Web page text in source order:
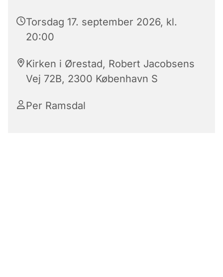
Torsdag 17. september 2026, kl.
20:00
Kirken i Ørestad, Robert Jacobsens
Vej 72B, 2300 København S
Per Ramsdal